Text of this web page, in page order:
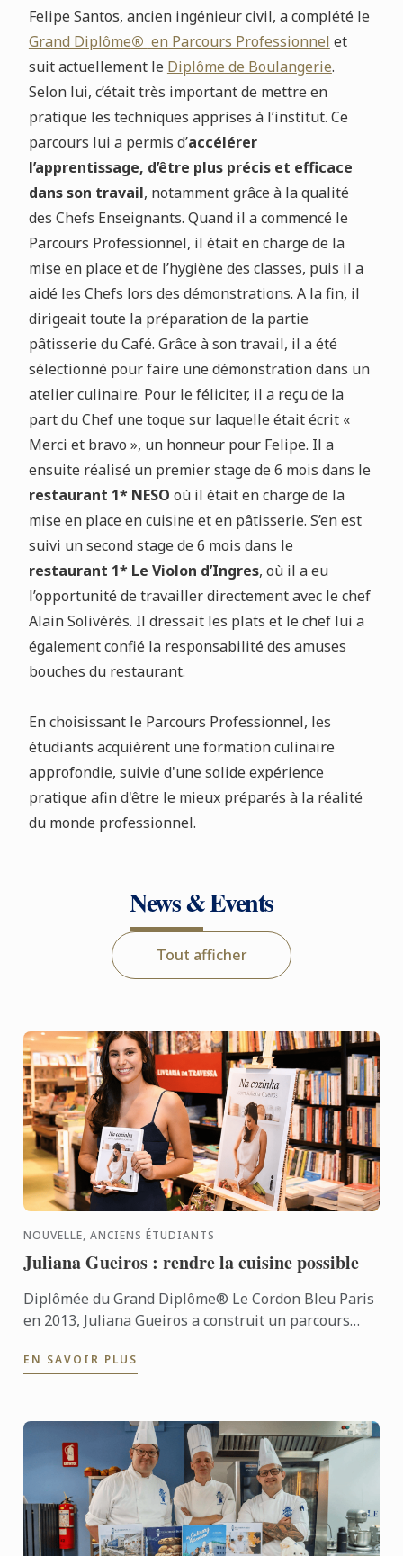
Felipe Santos, ancien ingénieur civil, a complété le
Grand Diplôme® en Parcours Professionnel et
suit actuellement le Diplôme de Boulangerie.
Selon lui, c’était très important de mettre en
pratique les techniques apprises à l’institut. Ce
parcours lui a permis d’accélérer
l’apprentissage, d’être plus précis et efficace
dans son travail, notamment grâce à la qualité
des Chefs Enseignants. Quand il a commencé le
Parcours Professionnel, il était en charge de la
mise en place et de l’hygiène des classes, puis il a
aidé les Chefs lors des démonstrations. A la fin, il
dirigeait toute la préparation de la partie
pâtisserie du Café. Grâce à son travail, il a été
sélectionné pour faire une démonstration dans un
atelier culinaire. Pour le féliciter, il a reçu de la
part du Chef une toque sur laquelle était écrit «
Merci et bravo », un honneur pour Felipe. Il a
ensuite réalisé un premier stage de 6 mois dans le
restaurant 1* NESO où il était en charge de la
mise en place en cuisine et en pâtisserie. S’en est
suivi un second stage de 6 mois dans le
restaurant 1* Le Violon d’Ingres, où il a eu
l’opportunité de travailler directement avec le chef
Alain Solivérès. Il dressait les plats et le chef lui a
également confié la responsabilité des amuses
bouches du restaurant.
En choisissant le Parcours Professionnel, les
étudiants acquièrent une formation culinaire
approfondie, suivie d'une solide expérience
pratique afin d'être le mieux préparés à la réalité
du monde professionnel.
News & Events
Tout afficher
NOUVELLE, ANCIENS ÉTUDIANTS
Juliana Gueiros : rendre la cuisine possible
Diplômée du Grand Diplôme® Le Cordon Bleu Paris
en 2013, Juliana Gueiros a construit un parcours
Après ...
EN SAVOIR PLUS